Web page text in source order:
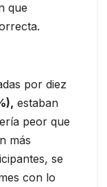
que
por diez
estaban
peor que
más
se
con lo